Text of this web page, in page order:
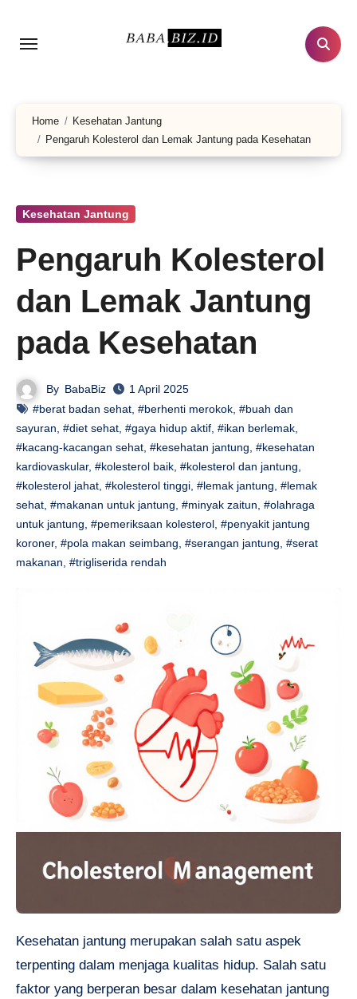
Home
Kesehatan Jantung
Pengaruh Kolesterol dan Lemak Jantung pada Kesehatan
Kesehatan Jantung
Pengaruh Kolesterol
dan Lemak Jantung
pada Kesehatan
By BabaBiz
1 April 2025
#berat badan sehat, #berhenti merokok, #buah dan
sayuran, #diet sehat, #gaya hidup aktif, #ikan berlemak,
#kacang-kacangan sehat, #kesehatan jantung, #kesehatan
kardiovaskular, #kolesterol baik, #kolesterol dan jantung,
#kolesterol jahat, #kolesterol tinggi, #lemak jantung, #lemak
sehat, #makanan untuk jantung, #minyak zaitun, #olahraga
untuk jantung, #pemeriksaan kolesterol, #penyakit jantung
koroner, #pola makan seimbang, #serangan jantung, #serat
makanan, #trigliserida rendah
Kesehatan jantung merupakan salah satu aspek
terpenting dalam menjaga kualitas hidup. Salah satu
faktor yang berperan besar dalam kesehatan jantung